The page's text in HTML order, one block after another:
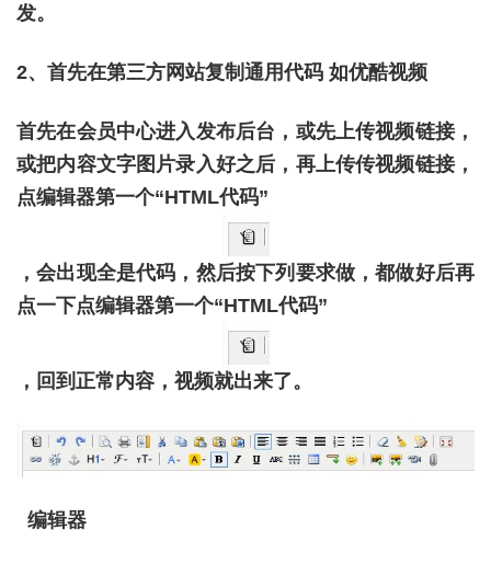
发。
2、首先在第三方网站复制通用代码 如优酷视频
首先在会员中心进入发布后台，或先上传视频链接，
或把内容文字图片录入好之后，再上传传视频链接，
点编辑器第一个“HTML代码”
，会出现全是代码，然后按下列要求做，都做好后再
点一下点编辑器第一个“HTML代码”
，回到正常内容，视频就出来了。
编辑器